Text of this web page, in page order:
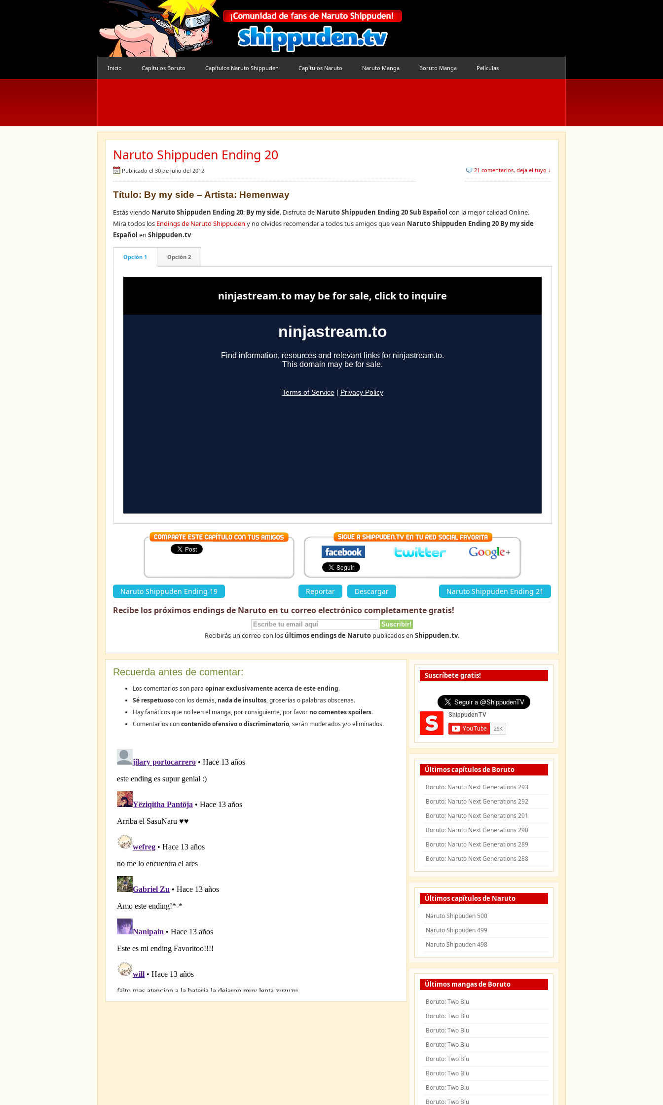
Inicio Capítulos Boruto Capítulos Naruto Shippuden Capítulos Naruto Naruto Manga Boruto Manga Películas
Naruto Shippuden Ending 20
Publicado el 30 de julio del 2012 21 comentarios, deja el tuyo ↓
Título: By my side – Artista: Hemenway
Estás viendo Naruto Shippuden Ending 20: By my side. Disfruta de Naruto Shippuden Ending 20 Sub Español con la mejor calidad Online.
Mira todos los Endings de Naruto Shippuden y no olvides recomendar a todos tus amigos que vean Naruto Shippuden Ending 20 By my side
Español en Shippuden.tv
Opción 1 Opción 2
Naruto Shippuden Ending 19 Reportar Descargar Naruto Shippuden Ending 21
Recibe los próximos endings de Naruto en tu correo electrónicocompletamente gratis!
Recibirás un correo con los últimos endings de Naruto publicados en Shippuden.tv.
Recuerda antes de comentar:
Los comentarios son para opinar exclusivamente acerca de este ending.
Sé respetuosocon los demás, nada de insultos, groserías o palabras obscenas.
Hay fanáticos que no leen el manga, por consiguiente, por favor no comentes spoilers.
Comentarios concontenido ofensivo o discriminatorio, serán moderados y/o eliminados.
Suscríbete gratis!
Últimos capítulos de Boruto
Boruto: Naruto Next Generations 293
Boruto: Naruto Next Generations 292
Boruto: Naruto Next Generations 291
Boruto: Naruto Next Generations 290
Boruto: Naruto Next Generations 289
Boruto: Naruto Next Generations 288
Últimos capítulos de Naruto
Naruto Shippuden 500
Naruto Shippuden 499
Naruto Shippuden 498
Últimos mangas de Boruto
Boruto: Two Blu
Boruto: Two Blu
Boruto: Two Blu
Boruto: Two Blu
Boruto: Two Blu
Boruto: Two Blu
Boruto: Two Blu
Boruto: Two Blu